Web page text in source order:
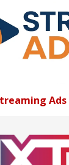
Ads